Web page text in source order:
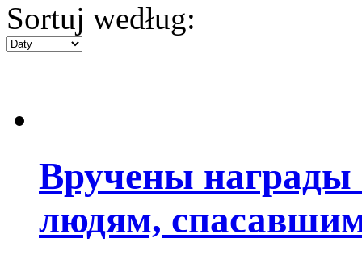
Sortuj według:
Вручены
людям,